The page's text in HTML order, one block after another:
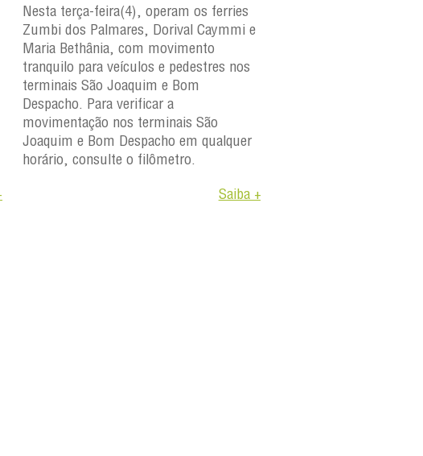
Nesta terça-feira(4), operam os ferries
Zumbi dos Palmares, Dorival Caymmi e
Maria Bethânia, com movimento
tranquilo para veículos e pedestres nos
terminais São Joaquim e Bom
Despacho. Para verificar a
movimentação nos terminais São
Joaquim e Bom Despacho em qualquer
horário, consulte o filômetro.
Saiba +